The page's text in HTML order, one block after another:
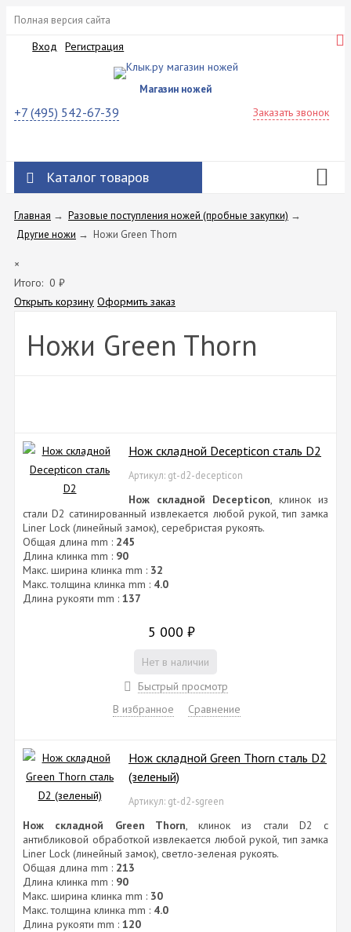
Полная версия сайта
Вход Регистрация
Магазин ножей
+7 (495) 542-67-39 Заказать звонок
Каталог товаров
Главная → Разовые поступления ножей (пробные закупки) →
Другие ножи → Ножи Green Thorn
×
Итого: 0 ₽
Открыть корзину Оформить заказ
Ножи Green Thorn
Нож складной Decepticon сталь D2
Артикул: gt-d2-decepticon
Нож складной Decepticon, клинок из
cтали D2 сатинированный извлекается любой рукой, тип замка
Liner Lock (линейный замок), серебристая рукоять.
Общая длина mm : 245
Длина клинка mm : 90
Макс. ширина клинка mm : 32
Макс. толщина клинка mm : 4.0
Длина рукояти mm : 137
5 000 ₽
Нет в наличии
Быстрый просмотр
В избранное
Сравнение
Нож складной Green Thorn сталь D2
(зеленый)
Артикул: gt-d2-sgreen
Нож складной Green Thorn, клинок из cтали D2 с
антибликовой обработкой извлекается любой рукой, тип замка
Liner Lock (линейный замок), светло-зеленая рукоять.
Общая длина mm : 213
Длина клинка mm : 90
Макс. ширина клинка mm : 30
Макс. толщина клинка mm : 4.0
Длина рукояти mm : 120